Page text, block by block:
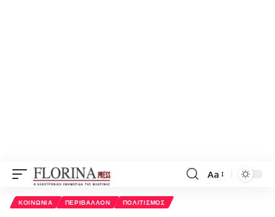
Font
Aa
ΚΟΙΝΩΝΊΑ ΠΕΡΙΒΆΛΛΟΝ ΠΟΛΙΤΙΣΜΌΣ